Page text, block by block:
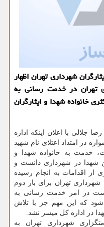
شهرداری تهران اظهار
در خدمت رسانی به
خانواده شهدا و ایثارگران
جلالی با اعلان اینکه اداره
در امتداد اعتلای نام شهید
خدمت به خانواده شهدا و
شهدا در شهرداری دانست و
از اقدامات به انجام رسیده
تهران برای بار دوم
در امر خدمت رسانی به
شود که این مهم جز با تلاش
در اداره کل میسر نشد.
شهرداری تهران به